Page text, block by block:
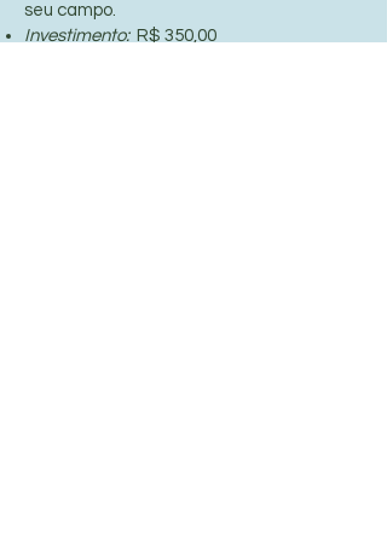
seu campo.
Investimento:R$ 350,00